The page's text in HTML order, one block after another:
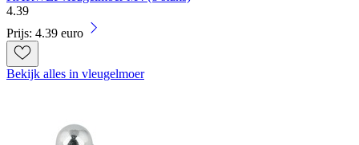
4.39
Prijs: 4.39 euro
Bekijk alles in vleugelmoer